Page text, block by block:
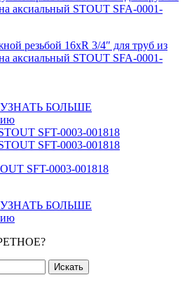
резьбой 16xR 3/4″ для труб из
аксиальный STOUT SFA-0001-
УЗНАТЬ БОЛЬШЕ
SFT-0003-001818
УЗНАТЬ БОЛЬШЕ